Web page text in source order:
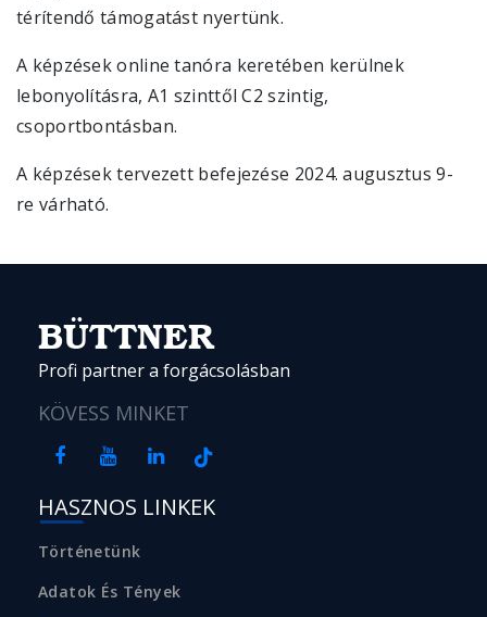
térítendő támogatást nyertünk.
A képzések online tanóra keretében kerülnek
lebonyolításra, A1 szinttől C2 szintig,
csoportbontásban.
A képzések tervezett befejezése 2024. augusztus 9-
re várható.
BÜTTNER
Profi partner a forgácsolásban
KÖVESS MINKET
HASZNOS LINKEK
Történetünk
Adatok És Tények